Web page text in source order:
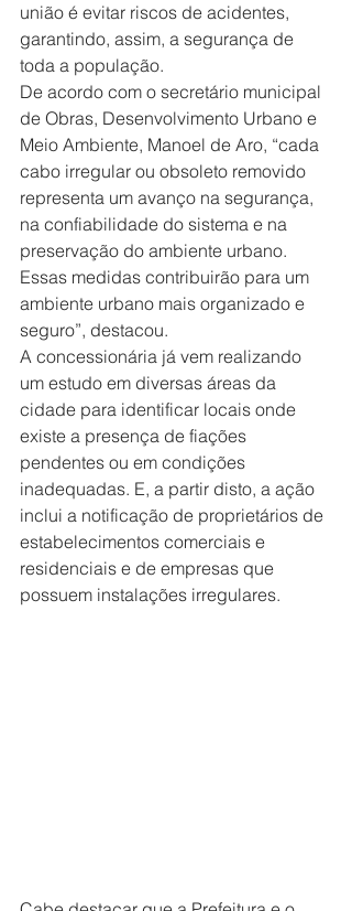
união é evitar riscos de acidentes,
garantindo, assim, a segurança de
toda a população.
De acordo com o secretário municipal
de Obras, Desenvolvimento Urbano e
Meio Ambiente, Manoel de Aro, “cada
cabo irregular ou obsoleto removido
representa um avanço na segurança,
na confiabilidade do sistema e na
preservação do ambiente urbano.
Essas medidas contribuirão para um
ambiente urbano mais organizado e
seguro”, destacou.
A concessionária já vem realizando
um estudo em diversas áreas da
cidade para identificar locais onde
existe a presença de fiações
pendentes ou em condições
inadequadas. E, a partir disto, a ação
inclui a notificação de proprietários de
estabelecimentos comerciais e
residenciais e de empresas que
possuem instalações irregulares.